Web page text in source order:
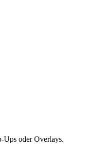
Ups oder Overlays.